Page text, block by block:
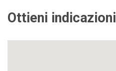
Ottieni indicazioni